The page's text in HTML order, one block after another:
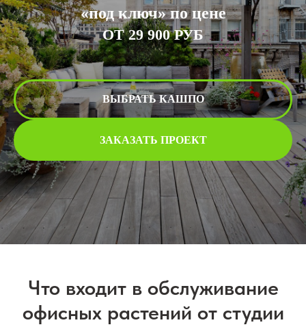
«под ключ» по цене
ОТ 29 900 РУБ
ВЫБРАТЬ КАШПО
ЗАКАЗАТЬ ПРОЕКТ
Что входит в обслуживание
офисных растений от студии